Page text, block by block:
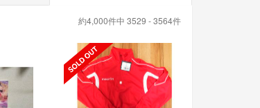
約4,000件中 3529 - 3564件